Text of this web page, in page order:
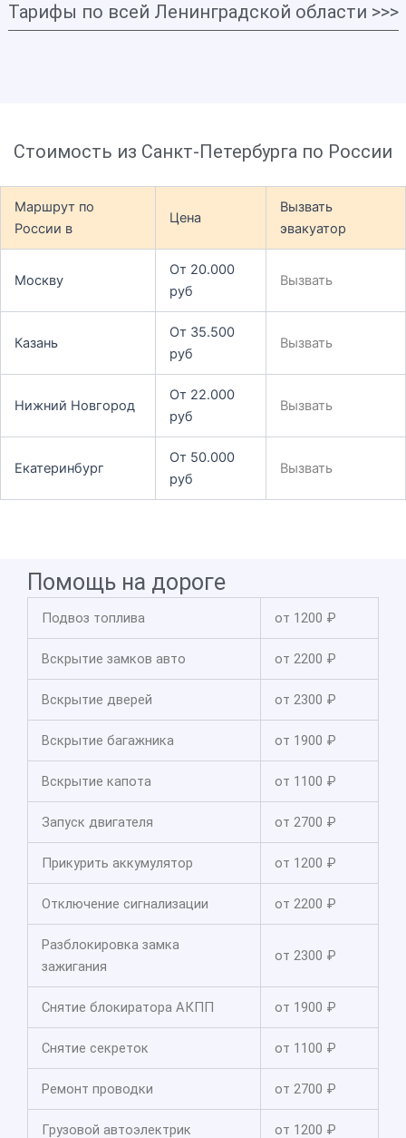
Тарифы по всей Ленинградской области >>>
Стоимость из Санкт-Петербурга по России
Маршрут по
России в
Цена
Вызвать
эвакуатор
Москву
От 20.000
руб
Вызвать
Казань
От 35.500
руб
Вызвать
Нижний Новгород
От 22.000
руб
Вызвать
Екатеринбург
От 50.000
руб
Вызвать
Помощь на дороге
Подвоз топлива от 1200 ₽
Вскрытие замков авто от 2200 ₽
Вскрытие дверей от 2300 ₽
Вскрытие багажника от 1900 ₽
Вскрытие капота от 1100 ₽
Запуск двигателя от 2700 ₽
Прикурить аккумулятор от 1200 ₽
Отключение сигнализации от 2200 ₽
Разблокировка замка
зажигания
от 2300 ₽
Снятие блокиратора АКПП от 1900 ₽
Снятие секреток от 1100 ₽
Ремонт проводки от 2700 ₽
Грузовой автоэлектрик от 1200 ₽